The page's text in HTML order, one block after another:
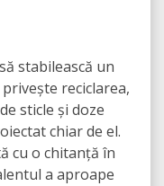
stabilească un
reciclarea,
sticle și doze
chiar de el.
cu o chitanță în
a aproape